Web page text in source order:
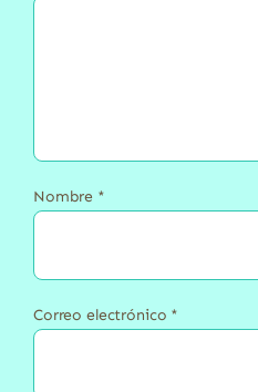
Nombre *
Correo electrónico *